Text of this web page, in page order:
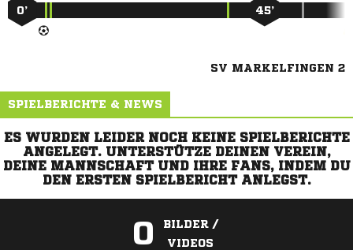
0’ 45’
SV MARKELFINGEN 2
SPIELBERICHTE & NEWS
ES WURDEN LEIDER NOCH KEINE SPIELBERICHTE
ANGELEGT. UNTERSTÜTZE DEINEN VEREIN,
DEINE MANNSCHAFT UND IHRE FANS, INDEM DU
DEN ERSTEN SPIELBERICHT ANLEGST.
0
BILDER /
VIDEOS